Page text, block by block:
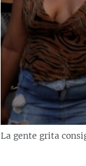
A UCRANIA
La gente grita